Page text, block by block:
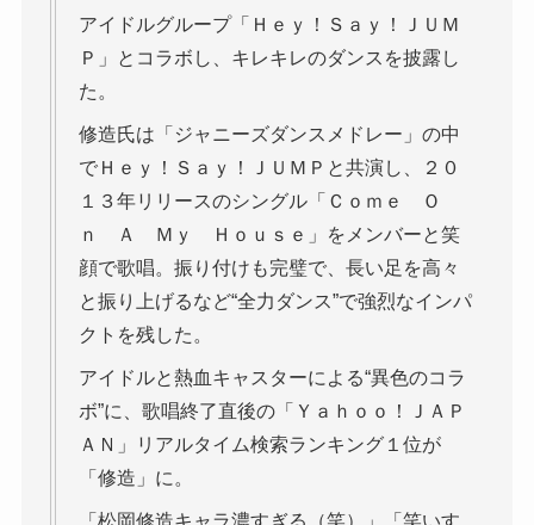
アイドルグループ「Ｈｅｙ！Ｓａｙ！ＪＵＭ
Ｐ」とコラボし、キレキレのダンスを披露し
た。
修造氏は「ジャニーズダンスメドレー」の中
でＨｅｙ！Ｓａｙ！ＪＵＭＰと共演し、２０
１３年リリースのシングル「Ｃｏｍｅ Ｏ
ｎ Ａ Ｍｙ Ｈｏｕｓｅ」をメンバーと笑
顔で歌唱。振り付けも完璧で、長い足を高々
と振り上げるなど“全力ダンス”で強烈なインパ
クトを残した。
アイドルと熱血キャスターによる“異色のコラ
ボ”に、歌唱終了直後の「Ｙａｈｏｏ！ＪＡＰ
ＡＮ」リアルタイム検索ランキング１位が
「修造」に。